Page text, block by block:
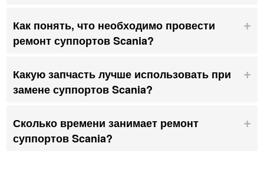
Как понять, что необходимо провести
ремонт суппортов Scania?
Какую запчасть лучше использовать при
замене суппортов Scania?
Сколько времени занимает ремонт
суппортов Scania?